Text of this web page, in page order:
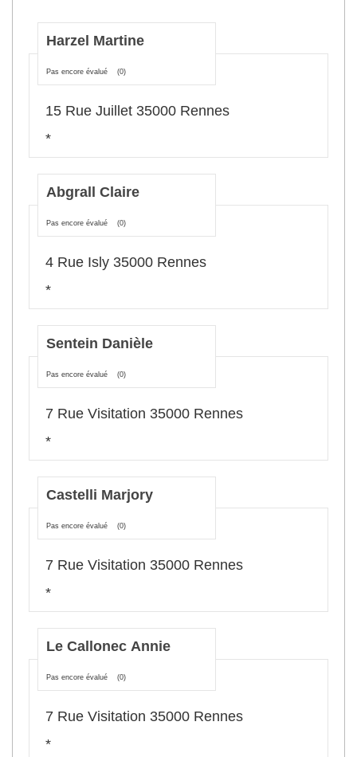
Harzel Martine
Pas encore évalué (0)
15 Rue Juillet 35000 Rennes
*
Abgrall Claire
Pas encore évalué (0)
4 Rue Isly 35000 Rennes
*
Sentein Danièle
Pas encore évalué (0)
7 Rue Visitation 35000 Rennes
*
Castelli Marjory
Pas encore évalué (0)
7 Rue Visitation 35000 Rennes
*
Le Callonec Annie
Pas encore évalué (0)
7 Rue Visitation 35000 Rennes
*